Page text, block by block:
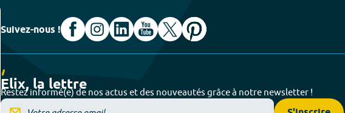
Suivez-nous !
Elix, la lettre
Restez informé(e) de nos actus et des nouveautés grâce à notre newsletter !